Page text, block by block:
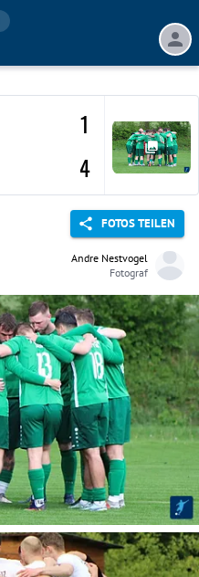
1
4
FOTOS TEILEN
Andre Nestvogel
Fotograf